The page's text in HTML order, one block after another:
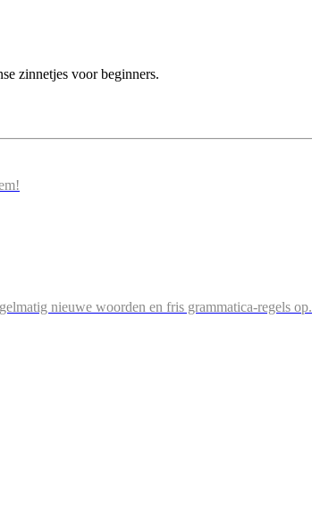
zinnetjes voor beginners.
nieuwe woorden en fris grammatica-regels op.